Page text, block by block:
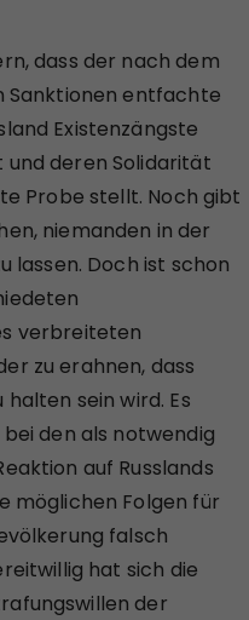
dass der nach dem
Sanktionen entfachte
Existenzängste
deren Solidarität
Probe stellt. Noch gibt
niemanden in der
lassen. Doch ist schon
verbreiteten
zu erahnen, dass
sein wird. Es
den als notwendig
auf Russlands
möglichen Folgen für
falsch
hat sich die
der